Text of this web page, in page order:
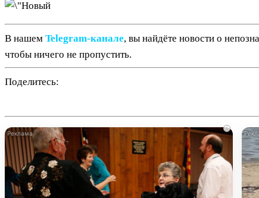
В нашем Telegram‑канале, вы найдёте новости о
чтобы ничего не пропустить.
Поделитесь:
i